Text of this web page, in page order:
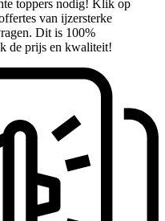
toppers nodig! Klik op
van ijzersterke
Dit is 100%
de prijs en kwaliteit!